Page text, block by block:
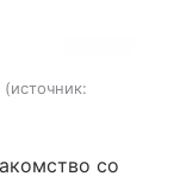
источник:
со